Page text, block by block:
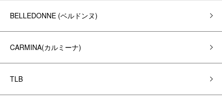
BELLEDONNE (ベルドンヌ)
CARMINA(カルミーナ)
TLB